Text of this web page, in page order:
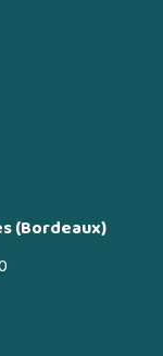
(Bordeaux)